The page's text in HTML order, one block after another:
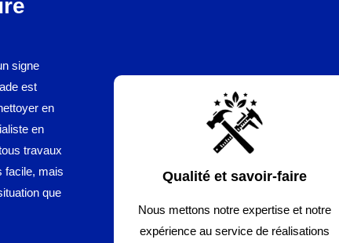
signe
est
en
en
travaux
facile, mais
que
Qualité et savoir-faire
Nous mettons notre expertise et notre
expérience au service de réalisations